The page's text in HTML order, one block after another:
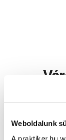
Weboldalunk